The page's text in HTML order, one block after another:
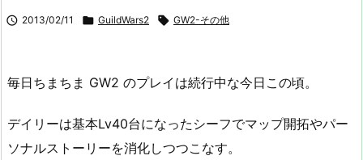
 2013/02/11  GuildWars2  GW2-その他
毎日ちまちま GW2 のプレイは続行中な今日この頃。
デイリーは基本Lv40台になったシーフでマップ開拓やパー
ソナルストーリーを消化しつつこなす。